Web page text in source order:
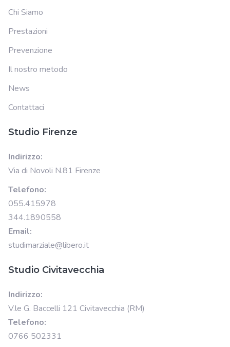
Chi Siamo
Prestazioni
Prevenzione
Il nostro metodo
News
Contattaci
Studio Firenze
Indirizzo:
Via di Novoli N.81 Firenze
Telefono:
055.415978
344.1890558
Email:
studimarziale@libero.it
Studio Civitavecchia
Indirizzo:
V.le G. Baccelli 121 Civitavecchia (RM)
Telefono:
0766 502331